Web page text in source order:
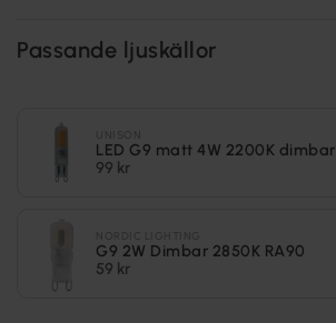
Passande ljuskällor
LED G9 matt 4W 2200K dimbar
99 kr
G9 2W Dimbar 2850K RA90
59 kr